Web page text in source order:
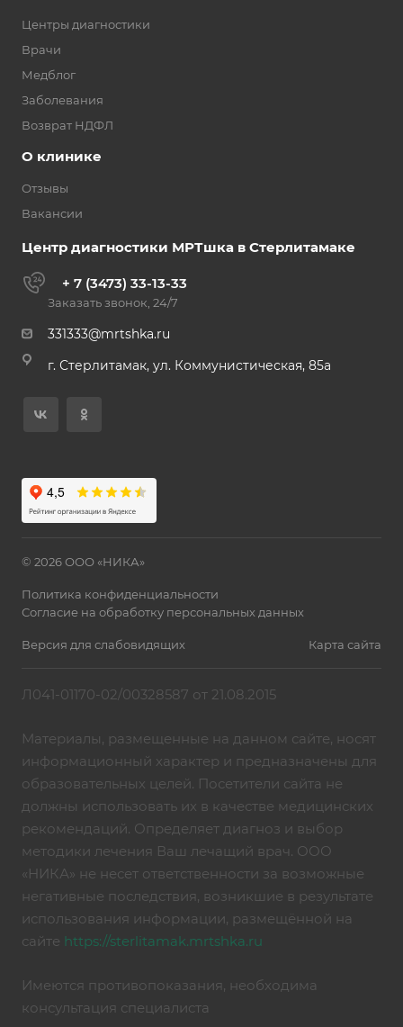
Центры диагностики
Врачи
Медблог
Заболевания
Возврат НДФЛ
О клинике
Отзывы
Вакансии
Центр диагностики МРТшка в Стерлитамаке
+ 7 (3473) 33-13-33
Заказать звонок, 24/7
331333@mrtshka.ru
г. Стерлитамак, ул. Коммунистическая, 85а
© 2026 ООО «НИКА»
Политика конфиденциальности
Согласие на обработку персональных данных
Версия для слабовидящих Карта сайта
Л041-01170-02/00328587 от 21.08.2015
Материалы, размещенные на данном сайте, носят
информационный характер и предназначены для
образовательных целей. Посетители сайта не
должны использовать их в качестве медицинских
рекомендаций. Определяет диагноз и выбор
методики лечения Ваш лечащий врач. ООО
«НИКА» не несет ответственности за возможные
негативные последствия, возникшие в результате
использования информации, размещённой на
сайте https://sterlitamak.mrtshka.ru
Имеются противопоказания, необходима
консультация специалиста